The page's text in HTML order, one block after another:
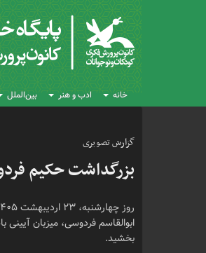
خانه ادب و هنر بین‌الملل
گزارش تصویری
بزرگداشت حکیم
ابوالقاسم فردوسی، میزبان
بخشید.